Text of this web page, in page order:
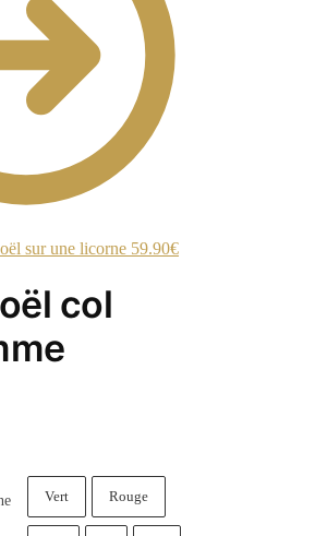
sur une licorne 59.90€
col
Vert Rouge